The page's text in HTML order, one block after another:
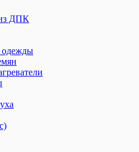
ДПК
одежды